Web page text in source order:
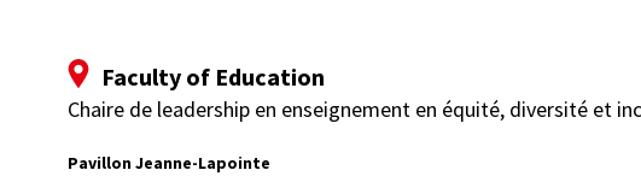
Faculty of Education
Chaire de leadership en enseignement en équité, diversité et
Pavillon Jeanne-Lapointe